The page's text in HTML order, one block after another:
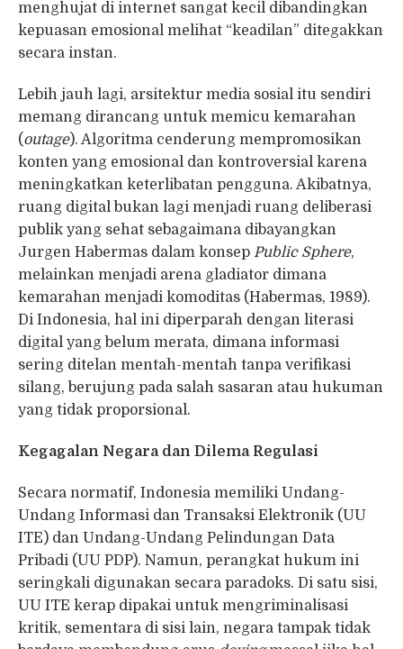
menghujat di internet sangat kecil dibandingkan
kepuasan emosional melihat “keadilan” ditegakkan
secara instan.
Lebih jauh lagi, arsitektur media sosial itu sendiri
memang dirancang untuk memicu kemarahan
(outage). Algoritma cenderung mempromosikan
konten yang emosional dan kontroversial karena
meningkatkan keterlibatan pengguna. Akibatnya,
ruang digital bukan lagi menjadi ruang deliberasi
publik yang sehat sebagaimana dibayangkan
Jurgen Habermas dalam konsep Public Sphere,
melainkan menjadi arena gladiator dimana
kemarahan menjadi komoditas (Habermas, 1989).
Di Indonesia, hal ini diperparah dengan literasi
digital yang belum merata, dimana informasi
sering ditelan mentah-mentah tanpa verifikasi
silang, berujung pada salah sasaran atau hukuman
yang tidak proporsional.
Kegagalan Negara dan Dilema Regulasi
Secara normatif, Indonesia memiliki Undang-
Undang Informasi dan Transaksi Elektronik (UU
ITE) dan Undang-Undang Pelindungan Data
Pribadi (UU PDP). Namun, perangkat hukum ini
seringkali digunakan secara paradoks. Di satu sisi,
UU ITE kerap dipakai untuk mengriminalisasi
kritik, sementara di sisi lain, negara tampak tidak